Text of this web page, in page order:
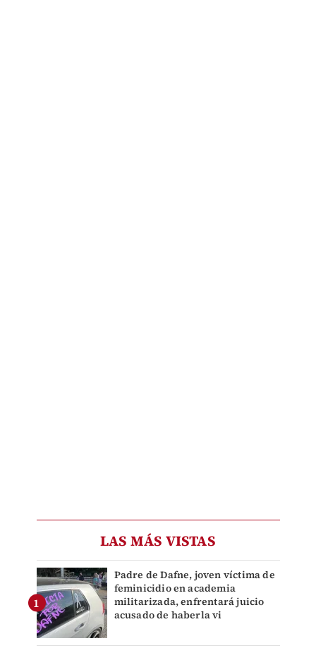
LAS MÁS VISTAS
Padre de Dafne, joven víctima de
feminicidio en academia
militarizada, enfrentará juicio
acusado de haberla vi